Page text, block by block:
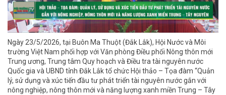
Ngày 23/5/2026, tại Buôn Ma Thuột (Đắk Lắk), Hội Nước và Môi
trường Việt Nam phối hợp với Văn phòng Điều phối Nông thôn mới
Trung ương, Trung tâm Quy hoạch và Điều tra tài nguyên nước
Quốc gia và UBND tỉnh Đắk Lắk tổ chức Hội thảo – Tọa đàm “Quản
lý, sử dụng và xúc tiến đầu tư phát triển tài nguyên nước gắn với
nông nghiệp, nông thôn mới và năng lượng xanh miền Trung – Tây